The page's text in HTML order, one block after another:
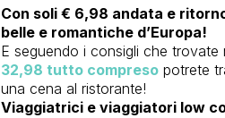
Con soli € 6,98 andata e
belle e romantiche d’Europa!
E seguendo i consigli che trovate
32,98 tutto compresopotrete
una cena al ristorante!
Viaggiatrici e viaggiatori low